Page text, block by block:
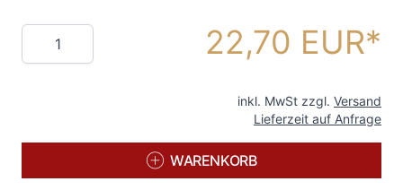
Menge 22,70 EUR
inkl. MwSt zzgl. Versand
Lieferzeit auf Anfrage
WARENKORB